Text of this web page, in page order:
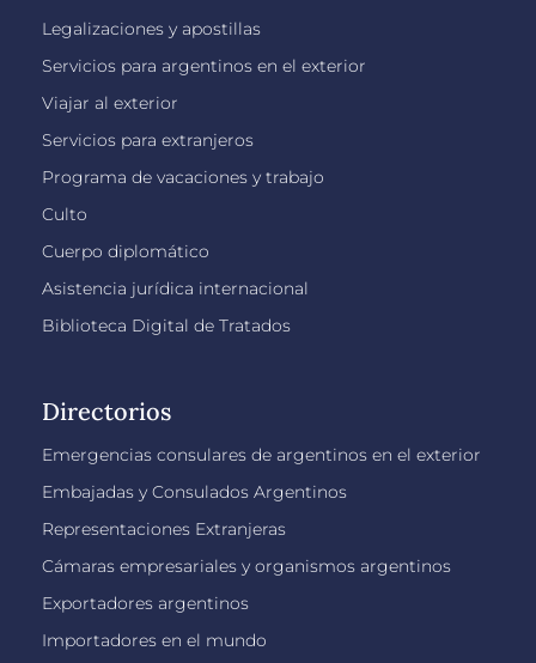
Legalizaciones y apostillas
Servicios para argentinos en el exterior
Viajar al exterior
Servicios para extranjeros
Programa de vacaciones y trabajo
Culto
Cuerpo diplomático
Asistencia jurídica internacional
Biblioteca Digital de Tratados
Directorios
Emergencias consulares de argentinos en el exterior
Embajadas y Consulados Argentinos
Representaciones Extranjeras
Cámaras empresariales y organismos argentinos
Exportadores argentinos
Importadores en el mundo